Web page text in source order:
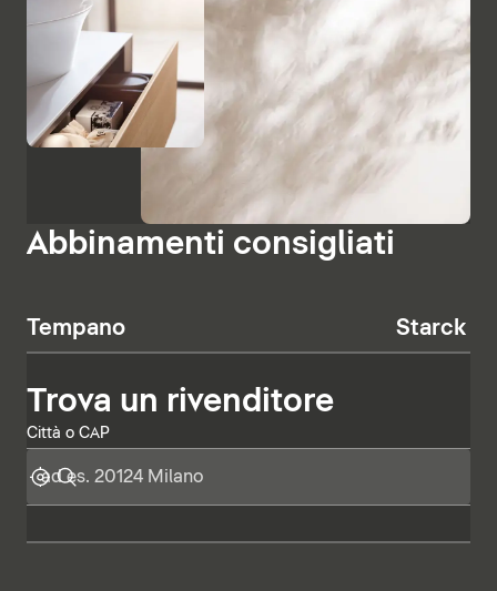
Abbinamenti consigliati
Tempano Starck T
Trova un rivenditore
Città o CAP